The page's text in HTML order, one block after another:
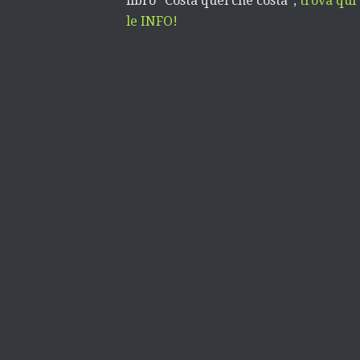
le INFO!